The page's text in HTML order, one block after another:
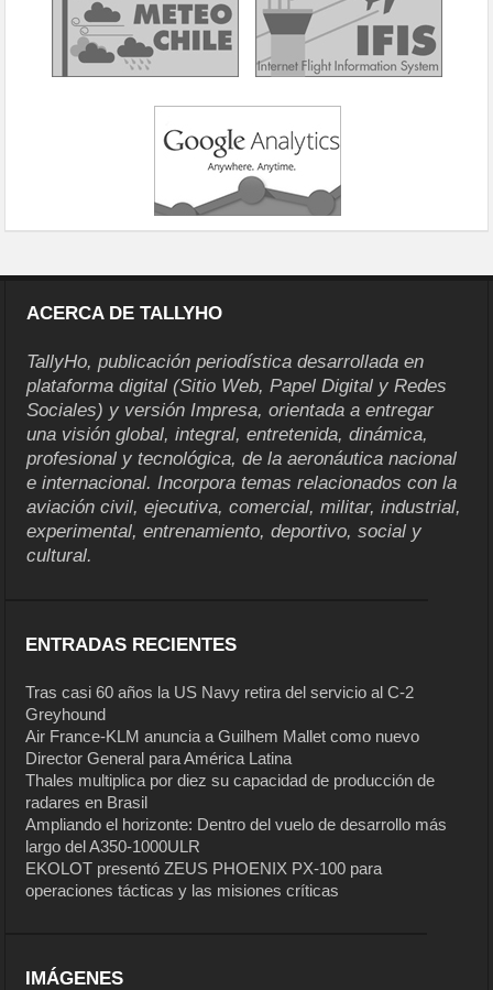
ACERCA DE TALLYHO
TallyHo, publicación periodística desarrollada en
plataforma digital (Sitio Web, Papel Digital y Redes
Sociales) y versión Impresa, orientada a entregar
una visión global, integral, entretenida, dinámica,
profesional y tecnológica, de la aeronáutica nacional
e internacional. Incorpora temas relacionados con la
aviación civil, ejecutiva, comercial, militar, industrial,
experimental, entrenamiento, deportivo, social y
cultural.
ENTRADAS RECIENTES
Tras casi 60 años la US Navy retira del servicio al C-2
Greyhound
Air France-KLM anuncia a Guilhem Mallet como nuevo
Director General para América Latina
Thales multiplica por diez su capacidad de producción de
radares en Brasil
Ampliando el horizonte: Dentro del vuelo de desarrollo más
largo del A350-1000ULR
EKOLOT presentó ZEUS PHOENIX PX-100 para
operaciones tácticas y las misiones críticas
IMÁGENES